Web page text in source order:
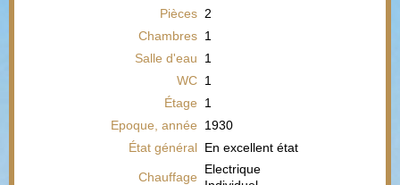
Pièces 2
Chambres 1
Salle d'eau
1
WC 1
Étage
1
Epoque, année
1930
État général En excellent état
Chauffage
Electrique